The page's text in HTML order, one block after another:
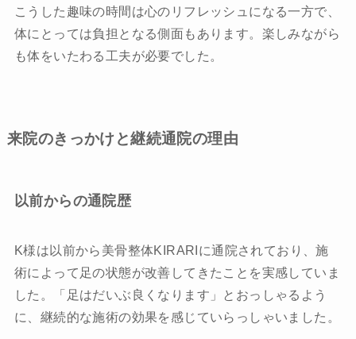
こうした趣味の時間は心のリフレッシュになる一方で、
体にとっては負担となる側面もあります。楽しみながら
も体をいたわる工夫が必要でした。
来院のきっかけと継続通院の理由
以前からの通院歴
K様は以前から美骨整体KIRARIに通院されており、施
術によって足の状態が改善してきたことを実感していま
した。「足はだいぶ良くなります」とおっしゃるよう
に、継続的な施術の効果を感じていらっしゃいました。